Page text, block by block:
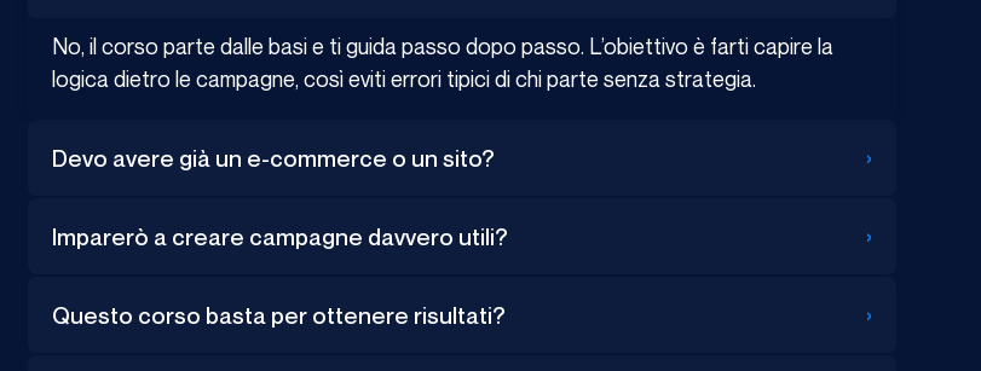
No, il corso parte dalle basi e ti guida passo dopo passo. L’obiettivo è farti capire la
logica dietro le campagne, così eviti errori tipici di chi parte senza strategia.
Devo avere già un e-commerce o un sito? ›
Imparerò a creare campagne davvero utili? ›
Questo corso basta per ottenere risultati? ›